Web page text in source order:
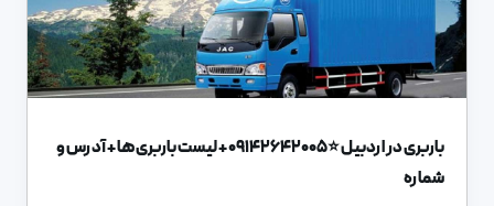
باربری در اردبیل ⭐️09142642005 + لیست باربری ها + آدرس و
شماره